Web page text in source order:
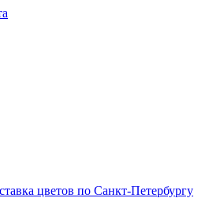
цветов по Санкт-Петербургу